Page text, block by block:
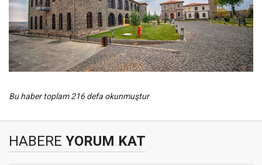
Bu haber toplam 216 defa okunmuştur
HABERE YORUM KAT